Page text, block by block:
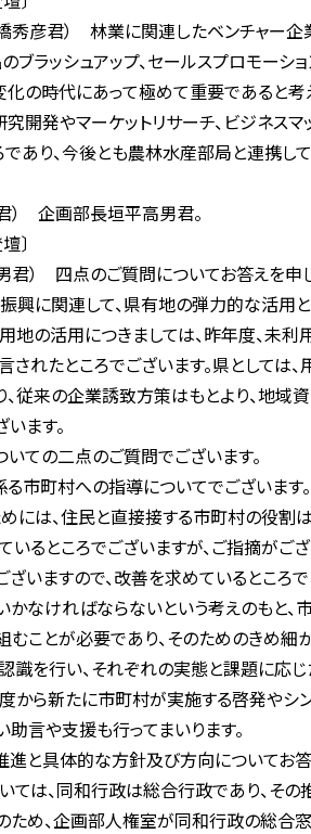
彦君） 林業に関連したベンチャー企
ラッシュアップ、セールスプロモーシ
の時代にあって極めて重要であると考
開発やマーケットリサーチ、ビジネ
あり、今後とも農林水産部局と連携し
） 企画部長垣平高男君。
〕
） 四点のご質問についてお答えを申
に関連して、県有地の弾力的な活用と
の活用につきましては、昨年度、未
れたところでございます。県としては
、従来の企業誘致方策はもとより、地
ます。
ての二点のご質問でございます。
市町村への指導についてでございます。
には、住民と直接接する市町村の役割
るところでございますが、ご指摘がご
いますので、改善を求めているところ
かなければならないという考えのもと
ことが必要であり、そのためのきめ細
識を行い、それぞれの実態と課題に応
度から新たに市町村が実施する啓発やシ
言や支援も行ってまいります。
と具体的な方針及び方向についてお答
は、同和行政は総合行政であり、そ
のため、企画部人権室が同和行政の総